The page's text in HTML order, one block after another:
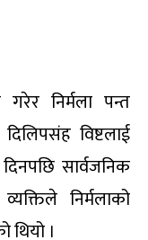
निर्मला पन्त
विष्टलाई
सार्वजनिक
निर्मलाको
थियो ।